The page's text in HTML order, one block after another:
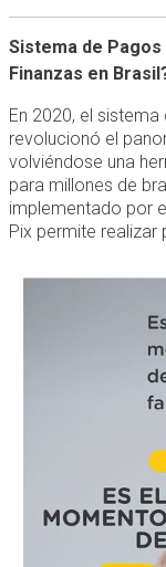
Sistema de Pagos
Finanzas en
En 2020, el
revolucionó el
volviéndose una
para millones de
implementado por
Pix permite realizar